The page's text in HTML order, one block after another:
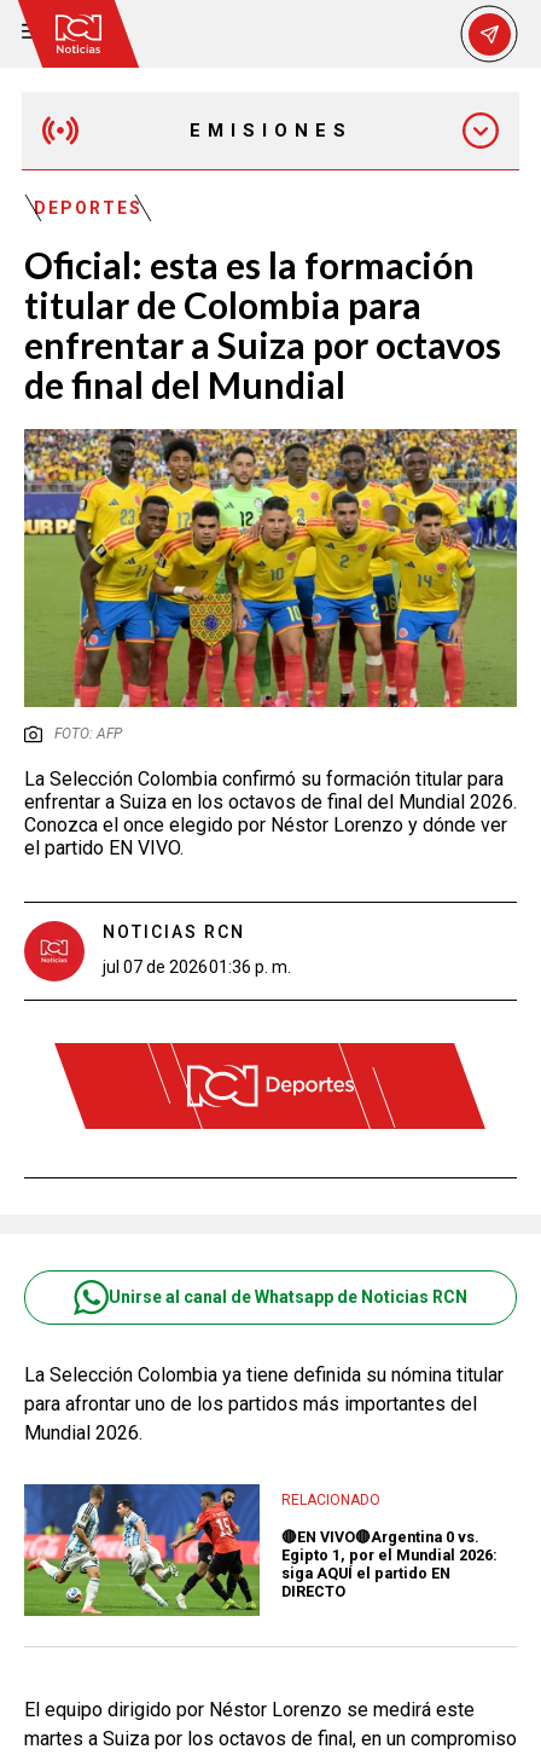
EMISIONES
EMISIÓN 12:30 PM
EMISIÓN 7:00 PM
EMISIÓN 11:30 PM
DEPORTES
Oficial: esta es la formación
titular de Colombia para
enfrentar a Suiza por octavos
de final del Mundial
FOTO: AFP
La Selección Colombia confirmó su formación titular para
enfrentar a Suiza en los octavos de final del Mundial 2026.
Conozca el once elegido por Néstor Lorenzo y dónde ver
el partido EN VIVO.
NOTICIAS RCN
jul 07 de 202601:36 p. m.
Unirse al canal de Whatsapp de Noticias RCN
La Selección Colombia ya tiene definida su nómina titular
para afrontar uno de los partidos más importantes del
Mundial 2026.
RELACIONADO
🔴EN VIVO🔴Argentina 0 vs.
Egipto 1, por el Mundial 2026:
siga AQUÍ el partido EN
DIRECTO
El equipo dirigido por Néstor Lorenzo se medirá este
martes a Suiza por los octavos de final, en un compromiso